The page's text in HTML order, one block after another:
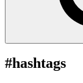
#hashtags